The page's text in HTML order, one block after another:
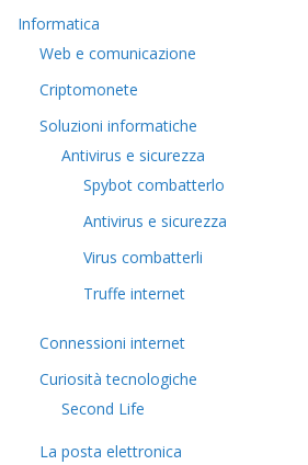
Informatica
Web e comunicazione
Criptomonete
Soluzioni informatiche
Antivirus e sicurezza
Spybot combatterlo
Antivirus e sicurezza
Virus combatterli
Truffe internet
Connessioni internet
Curiosità tecnologiche
​Second Life
La posta elettronica